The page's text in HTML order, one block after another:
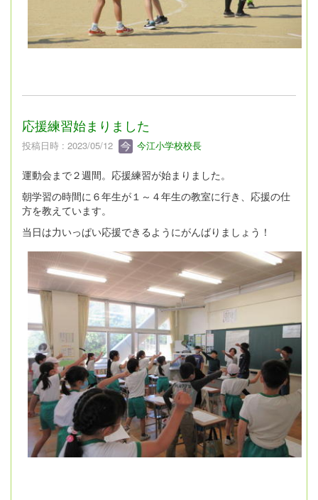
応援練習始まりました
投稿日時 : 2023/05/12 今江小学校校長
運動会まで２週間。応援練習が始まりました。
朝学習の時間に６年生が１～４年生の教室に行き、応援の仕
方を教えています。
当日は力いっぱい応援できるようにがんばりましょう！